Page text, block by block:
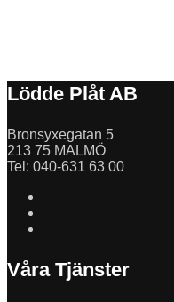
Lödde Plåt AB
Bronsyxegatan 5
213 75 MALMÖ
Tel: 040-631 63 00
Våra Tjänster